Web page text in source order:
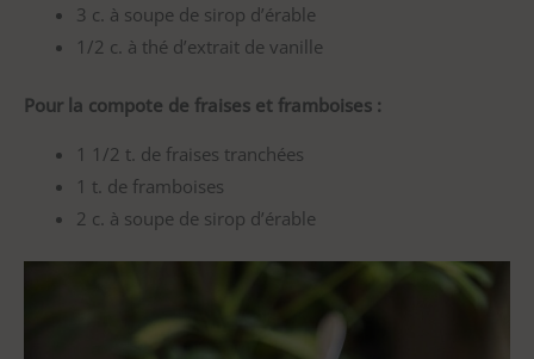
3 c. à soupe de sirop d’érable
1/2 c. à thé d’extrait de vanille
Pour la compote de fraises et framboises :
1 1/2 t. de fraises tranchées
1 t. de framboises
2 c. à soupe de sirop d’érable